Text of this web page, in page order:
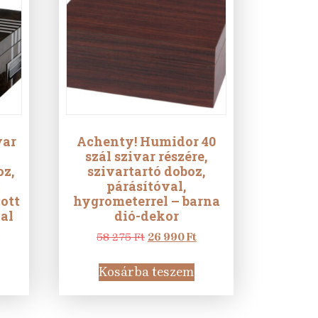
Ft.
Achenty! Humidor 40
szál szivar részére,
szivartartó doboz,
párásítóval,
hygrometerrel – barna
dió-dekor
58 275Ft Original
was:
58
275 Ft.
26 990FtCurrent
990 Ft.
Kosárba teszem